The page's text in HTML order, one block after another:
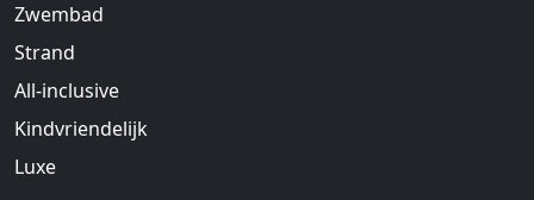
Zwembad
Strand
All-inclusive
Kindvriendelijk
Luxe